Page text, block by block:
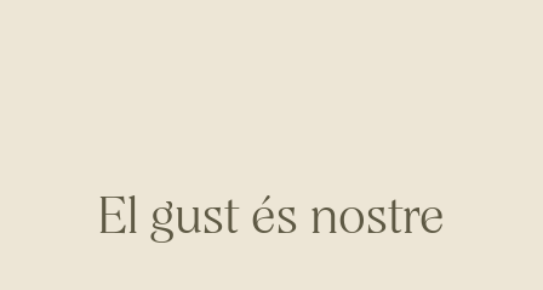
El gust és nostre